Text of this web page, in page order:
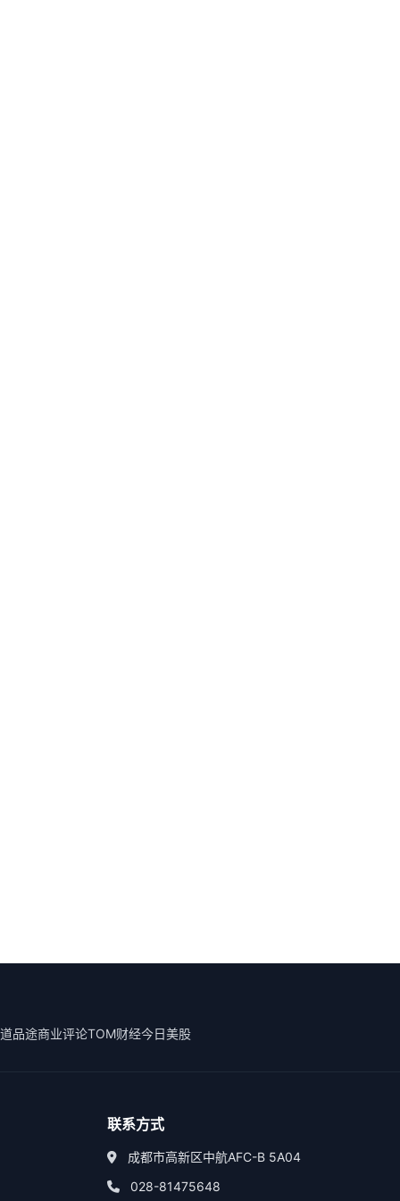
品途商业评论TOM财经今日美股
联系方式
成都市高新区中航AFC-B 5A04
028-81475648